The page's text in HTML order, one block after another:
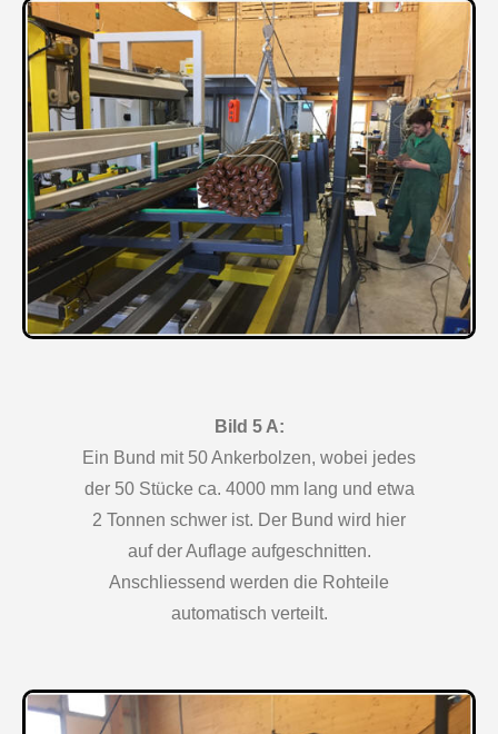
Bild 5 A:
Ein Bund mit 50 Ankerbolzen, wobei jedes
der 50 Stücke ca. 4000 mm lang und etwa
2 Tonnen schwer ist. Der Bund wird hier
auf der Auflage aufgeschnitten.
Anschliessend werden die Rohteile
automatisch verteilt.